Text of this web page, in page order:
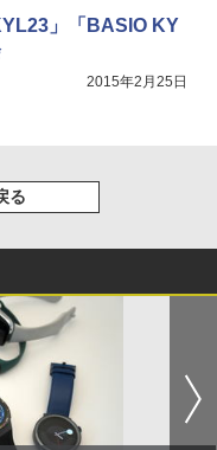
」「BASIO KY
2015年2月25日
る